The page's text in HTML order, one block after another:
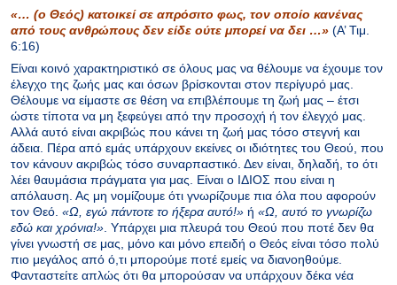
«… (ο Θεός) κατοικεί σε απρόσιτο φως, τον οποίο κανένας
από τους ανθρώπους δεν είδε ούτε μπορεί να δει …» (Α’ Τιμ.
6:16)
Είναι κοινό χαρακτηριστικό σε όλους μας να θέλουμε να έχουμε τον
έλεγχο της ζωής μας και όσων βρίσκονται στον περίγυρό μας.
Θέλουμε να είμαστε σε θέση να επιβλέπουμε τη ζωή μας – έτσι
ώστε τίποτα να μη ξεφεύγει από την προσοχή ή τον έλεγχό μας.
Αλλά αυτό είναι ακριβώς που κάνει τη ζωή μας τόσο στεγνή και
άδεια. Πέρα από εμάς υπάρχουν εκείνες οι ιδιότητες του Θεού, που
τον κάνουν ακριβώς τόσο συναρπαστικό. Δεν είναι, δηλαδή, το ότι
λέει θαυμάσια πράγματα για μας. Είναι ο ΙΔΙΟΣ που είναι η
απόλαυση. Ας μη νομίζουμε ότι γνωρίζουμε πια όλα που αφορούν
τον Θεό. «Ω, εγώ πάντοτε το ήξερα αυτό!» ή «Ω, αυτό το γνωρίζω
εδώ και χρόνια!» . Υπάρχει μια πλευρά του Θεού που ποτέ δεν θα
γίνει γνωστή σε μας, μόνο και μόνο επειδή ο Θεός είναι τόσο πολύ
πιο μεγάλος από ό,τι μπορούμε ποτέ εμείς να διανοηθούμε.
Φανταστείτε απλώς ότι θα μπορούσαν να υπάρχουν δέκα νέα